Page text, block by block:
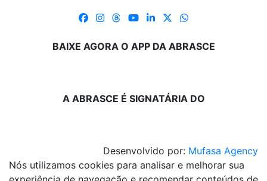
BAIXE AGORA O APP DA ABRASCE
A ABRASCE É SIGNATÁRIA DO
Desenvolvido por: Mufasa Agency
Nós utilizamos cookies para analisar e melhorar sua